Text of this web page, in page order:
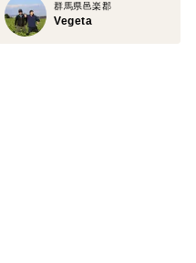
群馬県邑楽郡
Vegeta